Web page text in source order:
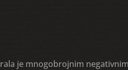
je mnogobrojnim